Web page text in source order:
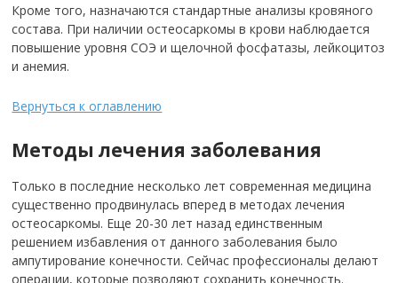
Кроме того, назначаются стандартные анализы кровяного
состава. При наличии остеосаркомы в крови наблюдается
повышение уровня СОЭ и щелочной фосфатазы, лейкоцитоз
и анемия.
Вернуться к оглавлению
Методы лечения заболевания
Только в последние несколько лет современная медицина
существенно продвинулась вперед в методах лечения
остеосаркомы. Еще 20-30 лет назад единственным
решением избавления от данного заболевания было
ампутирование конечности. Сейчас профессионалы делают
операции, которые позволяют сохранить конечность.